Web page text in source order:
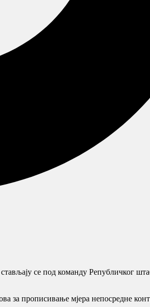
се под команду Републичког
за прописивање мјера непосредне